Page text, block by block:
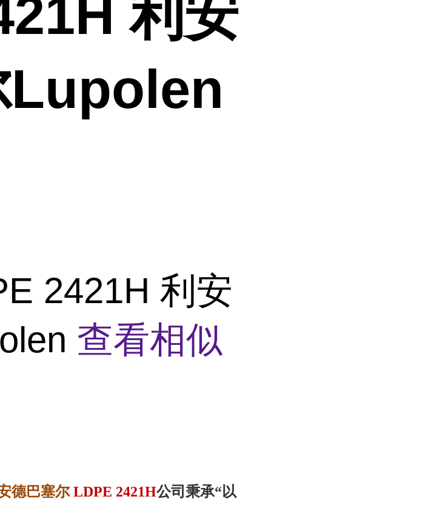
利安
Lupolen
2421H 利安
查看相似
德巴塞尔LDPE 2421H公司秉承“以